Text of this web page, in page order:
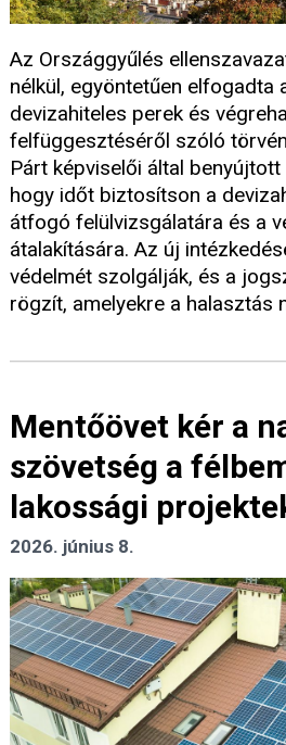
Az Országgyűlés
nélkül, egyöntetűen elfogadta
devizahiteles perek és
felfüggesztéséről szóló
Párt képviselői által
hogy időt biztosítson a
átfogó felülvizsgálatára és a
átalakítására. Az új
védelmét szolgálják, és a
rögzít, amelyekre a halasztás
Mentőövet kér a
szövetség a
lakossági
2026. június 8.